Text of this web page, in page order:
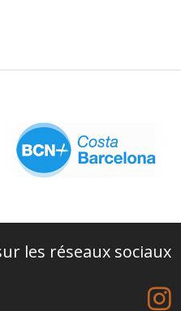
les réseaux sociaux